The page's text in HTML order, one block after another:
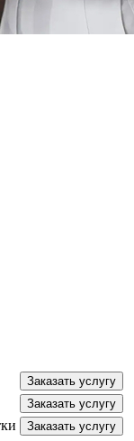
Заказать услугу
Заказать услугу
Заказать услугу